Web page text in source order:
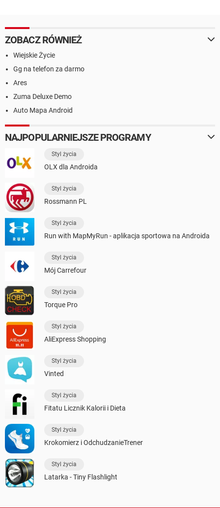
ZOBACZ RÓWNIEŻ
Wiejskie Życie
Gg na telefon za darmo
Ares
Zuma Deluxe Demo
Auto Mapa Android
NAJPOPULARNIEJSZE PROGRAMY
Styl życia
OLX dla Androida
Styl życia
Rossmann PL
Styl życia
Run with MapMyRun - aplikacja sportowa na Androida
Styl życia
Mój Carrefour
Styl życia
Torque Pro
Styl życia
AliExpress Shopping
Styl życia
Vinted
Styl życia
Fitatu Licznik Kalorii i Dieta
Styl życia
Krokomierz i OdchudzanieTrener
Styl życia
Latarka - Tiny Flashlight